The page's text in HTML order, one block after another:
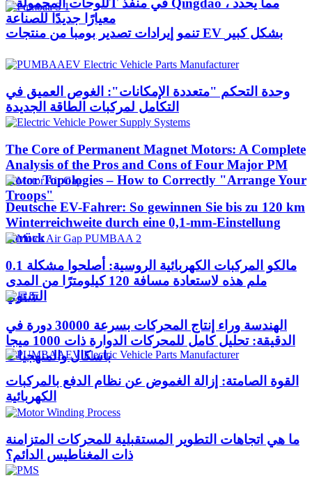
للوحات المحمولة 5T في منفذ Qingdao ، مما يحدد
معيارًا جديدًا للصناعة
تنمو إيرادات تصدير بومبا من منتجات EV بشكل كبير
وحدة التحكم "متعددة الإمكانات": الغوص العميق في
التكامل لمركبات الطاقة الجديدة
The Core of Permanent Magnet Motors: A Complete
Analysis of the Pros and Cons of Four Major PM
Rotor Topologies – How to Correctly "Arrange Your
Troops"
Deutsche EV-Fahrer: So gewinnen Sie bis zu 120 km
Winterreichweite durch eine 0,1-mm-Einstellung
zurück
مالكو المركبات الكهربائية الروسية: أصلحوا مشكلة 0.1
ملم هذه لاستعادة مسافة 120 كيلومترًا من المدى
الشتوي
الهندسة وراء إنتاج المحركات بسرعة 30000 دورة في
الدقيقة: تحليل كامل للمحركات الدوارة ذات 1000 ميجا
باسكال والمنهجيات
القوة الصامتة: إزالة الغموض عن نظام الدفع بالمركبات
الكهربائية
ما هي اتجاهات التطوير المستقبلية للمحركات المتزامنة
ذات المغناطيس الدائم؟